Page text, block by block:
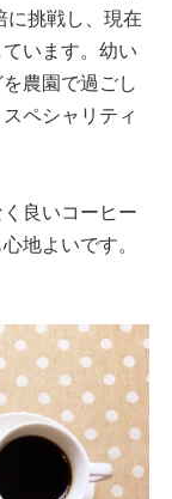
に挑戦し、現在
います。幼い
農園で過ごし
ペシャリティ
良いコーヒー
地よいです。